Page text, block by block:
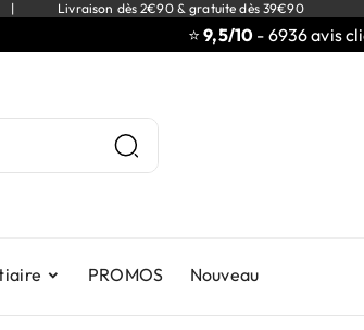
| Livraison dès 2€90 & gratuite dès 39€90
9,5/10- 6936 avis clients
PROMOS Nouveau